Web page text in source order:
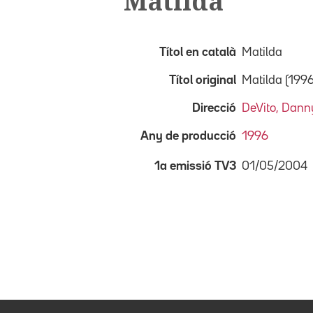
Títol en català Matilda
Títol original Matilda
Direcció DeVito,
Any de producció 1996
1a emissió TV3 01/05/2004